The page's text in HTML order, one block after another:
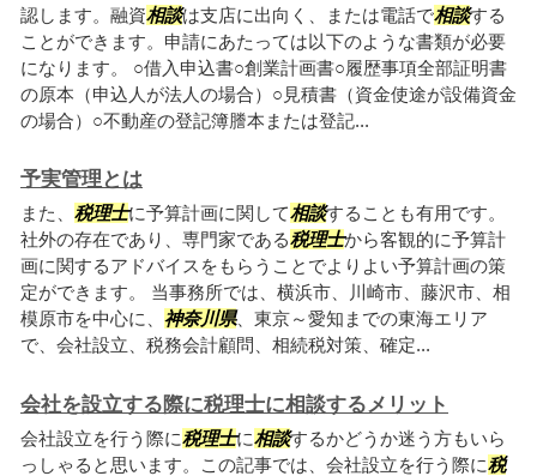
認します。融資相談は支店に出向く、または電話で相談する
ことができます。申請にあたっては以下のような書類が必要
になります。 ○借入申込書○創業計画書○履歴事項全部証明書
の原本（申込人が法人の場合）○見積書（資金使途が設備資金
の場合）○不動産の登記簿謄本または登記...
予実管理とは
また、 税理士に予算計画に関して相談することも有用です。
社外の存在であり、専門家である税理士から客観的に予算計
画に関するアドバイスをもらうことでよりよい予算計画の策
定ができます。 当事務所では、横浜市、川崎市、藤沢市、相
模原市を中心に、 神奈川県、東京～愛知までの東海エリア
で、会社設立、税務会計顧問、相続税対策、確定...
会社を設立する際に税理士に相談するメリット
会社設立を行う際に税理士に相談するかどうか迷う方もいら
っしゃると思います。この記事では、会社設立を行う際に税